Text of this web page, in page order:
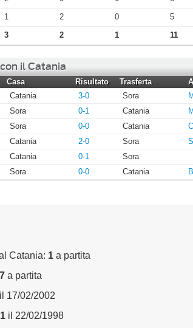
1 2 0 5
3 2 1 11
il Catania
Casa Risultato Trasferta
Catania 3-0 Sora
Sora 0-1 Catania
Sora 0-0 Catania
Catania 2-0 Sora
Catania 0-1
Sora
Sora 0-0 Catania
Catania: 1 a partita
a partita
il 17/02/2002
il 22/02/1998